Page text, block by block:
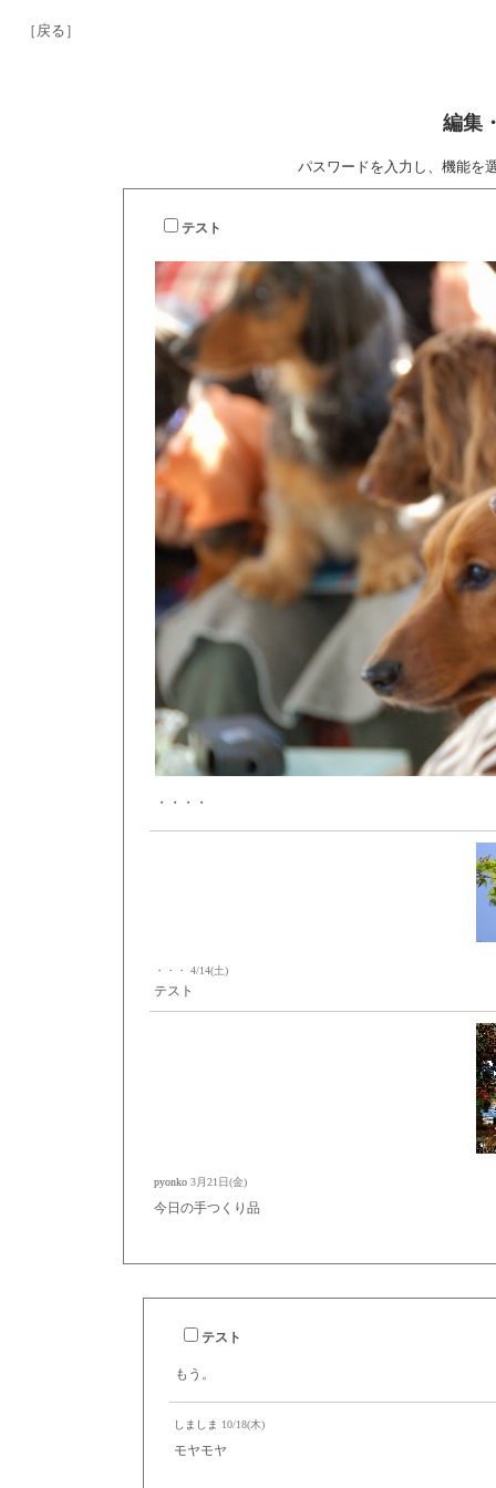
［戻る］
編集
パスワードを入力し、機能を
テスト
・・・・
・・・ 4/14(土)
テスト
pyonko 3月21日(金)
今日の手つくり品
テスト
もう。
しましま 10/18(木)
モヤモヤ